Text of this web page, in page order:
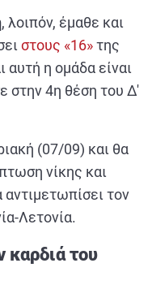
, λοιπόν, έμαθε και
στους «16»της
η ομάδα είναι
στην 4η θέση του Δ'
(07/09) και θα
νίκης και
αντιμετωπίσει τον
Λετονία.
καρδιά του